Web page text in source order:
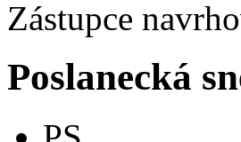
Zástupce
Poslanecká